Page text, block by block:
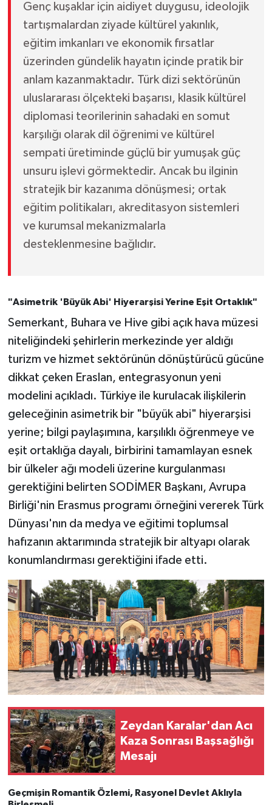
Genç kuşaklar için aidiyet duygusu, ideolojik
tartışmalardan ziyade kültürel yakınlık,
eğitim imkanları ve ekonomik fırsatlar
üzerinden gündelik hayatın içinde pratik bir
anlam kazanmaktadır. Türk dizi sektörünün
uluslararası ölçekteki başarısı, klasik kültürel
diplomasi teorilerinin sahadaki en somut
karşılığı olarak dil öğrenimi ve kültürel
sempati üretiminde güçlü bir yumuşak güç
unsuru işlevi görmektedir. Ancak bu ilginin
stratejik bir kazanıma dönüşmesi; ortak
eğitim politikaları, akreditasyon sistemleri
ve kurumsal mekanizmalarla
desteklenmesine bağlıdır.
"Asimetrik 'Büyük Abi' Hiyerarşisi Yerine Eşit Ortaklık"
Semerkant, Buhara ve Hive gibi açık hava müzesi
niteliğindeki şehirlerin merkezinde yer aldığı
turizm ve hizmet sektörünün dönüştürücü gücüne
dikkat çeken Eraslan, entegrasyonun yeni
modelini açıkladı. Türkiye ile kurulacak ilişkilerin
geleceğinin asimetrik bir "büyük abi" hiyerarşisi
yerine; bilgi paylaşımına, karşılıklı öğrenmeye ve
eşit ortaklığa dayalı, birbirini tamamlayan esnek
bir ülkeler ağı modeli üzerine kurgulanması
gerektiğini belirten SODİMER Başkanı, Avrupa
Birliği'nin Erasmus programı örneğini vererek Türk
Dünyası'nın da medya ve eğitimi toplumsal
hafızanın aktarımında stratejik bir altyapı olarak
konumlandırması gerektiğini ifade etti.
Zeydan Karalar'dan Acı
Kaza Sonrası Başsağlığı
Mesajı
Geçmişin Romantik Özlemi, Rasyonel Devlet Aklıyla